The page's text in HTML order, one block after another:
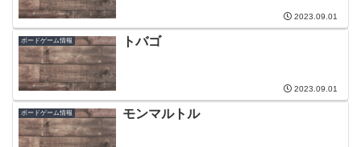
2023.09.01
ボードゲーム情報 トバゴ
2023.09.01
ボードゲーム情報 モンマルトル